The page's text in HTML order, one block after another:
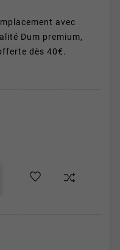
avec
Dum premium,
dès 40€.